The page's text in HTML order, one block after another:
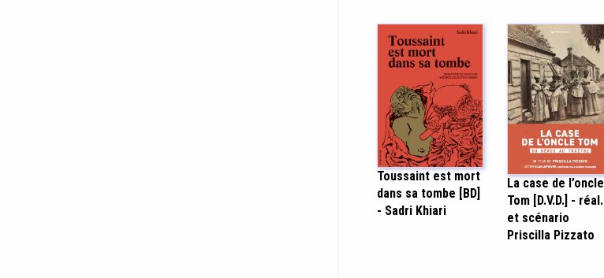
Toussaint est mort
dans sa tombe [BD]
- Sadri Khiari
La case de l’oncle
Tom [D.V.D.] - réal.
et scénario
Priscilla Pizzato